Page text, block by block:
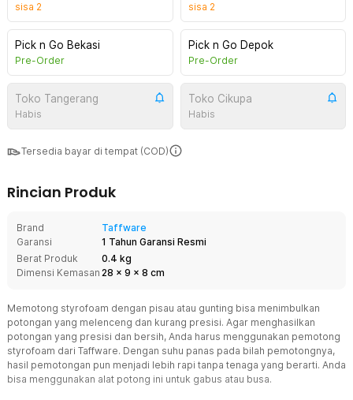
sisa 2 sisa 2
Pick n Go Bekasi
Pre-Order
Pick n Go Depok
Pre-Order
Toko Tangerang
Habis
Toko Cikupa
Habis
Tersedia bayar di tempat (COD)
Rincian Produk
Brand
Taffware
Garansi
1 Tahun Garansi Resmi
Berat Produk
0.4 kg
Dimensi Kemasan 28 x 9 x 8 cm
Memotong styrofoam dengan pisau atau gunting bisa menimbulkan
potongan yang melenceng dan kurang presisi. Agar menghasilkan
potongan yang presisi dan bersih, Anda harus menggunakan pemotong
styrofoam dari Taffware. Dengan suhu panas pada bilah pemotongnya,
hasil pemotongan pun menjadi lebih rapi tanpa tenaga yang berarti. Anda
bisa menggunakan alat potong ini untuk gabus atau busa.